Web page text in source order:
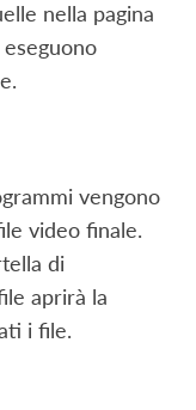
nella pagina
vengono
video finale.
di
aprirà la
i file.